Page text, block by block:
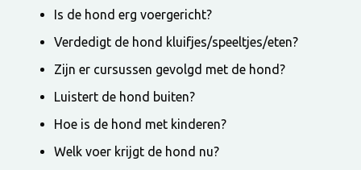
Is de hond erg voergericht?
Verdedigt de hond kluifjes/speeltjes/eten?
Zijn er cursussen gevolgd met de hond?
Luistert de hond buiten?
Hoe is de hond met kinderen?
Welk voer krijgt de hond nu?